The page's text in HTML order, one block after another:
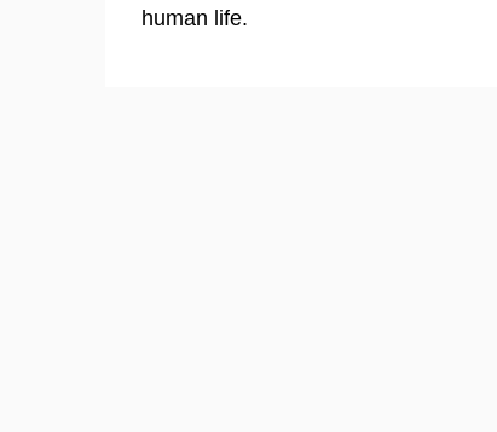
human life.